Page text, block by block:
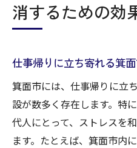
消するための効
仕事帰りに立ち寄れる箕
箕面市には、仕事帰りに立
設が数多く存在します。特
代人にとって、ストレスを
ます。たとえば、箕面市内